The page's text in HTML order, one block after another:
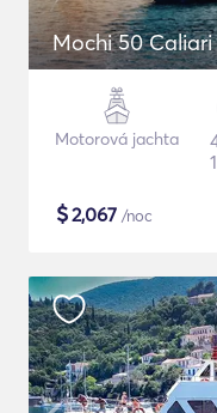
Mochi 50 Caliari
Motorová jachta
$2,067 /noc